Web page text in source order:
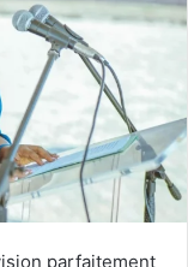
parfaitement